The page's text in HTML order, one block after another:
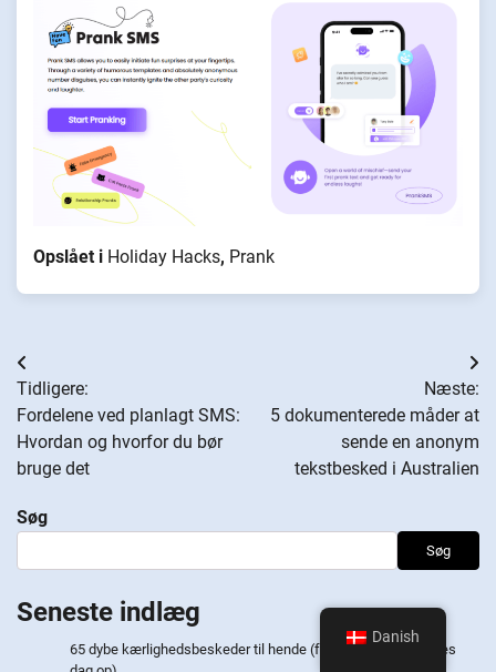
Opslået i Holiday Hacks, Prank
Indlægsnavigation
Tidligere:
Fordelene ved planlagt SMS:
Hvordan og hvorfor du bør
bruge det
Næste:
5 dokumenterede måder at
sende en anonym
tekstbesked i Australien
Søg
Søg
Seneste indlæg
65 dybe kærlighedsbeskeder til hende (for at lyse hele hendes
Danish